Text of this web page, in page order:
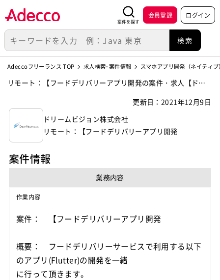
案件を探す
会員登録 ログイン
Adeccoフリーランス TOP 求人検索･案件情報 スマホアプリ開発（ネイティ
リモート：【フードデリバリーアプリ開発の案件・求人【ドリ
更新日：2021年12月9日
ドリームビジョン株式会社
リモート：【フードデリバリーアプリ開発
案件情報
業務内容
作業内容
案件： 【フードデリバリーアプリ開発
概要： フードデリバリーサービスで利用する以下
のアプリ(Flutter)の開発を一緒
に行って頂きます。